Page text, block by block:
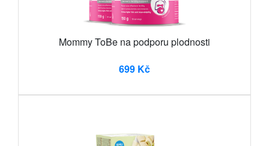
Mommy ToBe na podporu plodnosti
699 Kč